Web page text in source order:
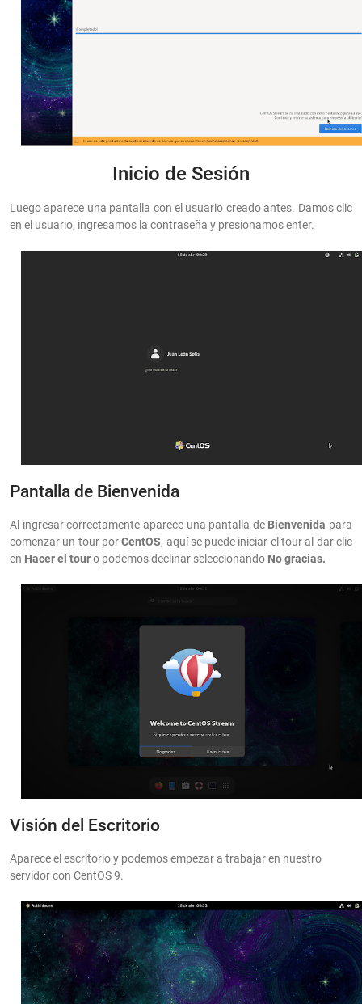
Inicio de Sesión
Luego aparece una pantalla con el usuario creado antes. Damos clic
en el usuario, ingresamos la contraseña y presionamos enter.
Pantalla de Bienvenida
Al ingresar correctamente aparece una pantalla de Bienvenida para
comenzar un tour porCentOS, aquí se puede iniciar el tour al dar clic
en Hacer el touro podemos declinar seleccionando No gracias.
Visión del Escritorio
Aparece el escritorio y podemos empezar a trabajar en nuestro
servidor con CentOS 9.